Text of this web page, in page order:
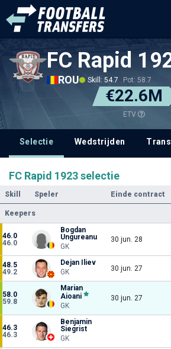
FC Rapid
ROU Skill: 54.7 Pot: 58.7
€22.6M
ETV
Selectie Wedstrijden
FC Rapid 1923 selectie
Skill Speler Einde contract
Keepers
46.0
46.0
Bogdan
Ungureanu
GK
30 jun. 28
48.5
49.2
Dejan Iliev
GK
30 jun. 27
58.0
59.8
Marian
Aioani
GK
30 jun. 27
46.3
46.3
Benjamin
Siegrist
GK